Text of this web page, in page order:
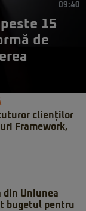
09:40
15
de
clienților
Framework,
din Uniunea
bugetul pentru